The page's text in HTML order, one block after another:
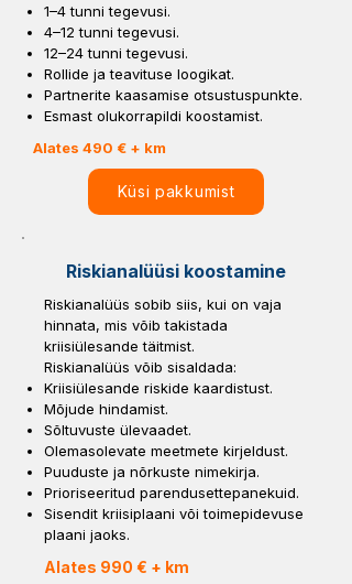
1–4 tunni tegevusi.
4–12 tunni tegevusi.
12–24 tunni tegevusi.
Rollide ja teavituse loogikat.
Partnerite kaasamise otsustuspunkte.
Esmast olukorrapildi koostamist.
Alates 490 € + km
Küsi pakkumist
Riskianalüüsi koostamine
Riskianalüüs sobib siis, kui on vaja
hinnata, mis võib takistada
kriisiülesande täitmist.
Riskianalüüs võib sisaldada:
Kriisiülesande riskide kaardistust.
Mõjude hindamist.
Sõltuvuste ülevaadet.
Olemasolevate meetmete kirjeldust.
Puuduste ja nõrkuste nimekirja.
Prioriseeritud parendusettepanekuid.
Sisendit kriisiplaani või toimepidevuse
plaani jaoks.
Alates 990 € + km